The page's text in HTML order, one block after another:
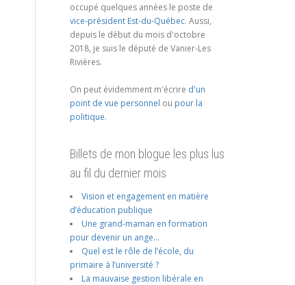
occupé quelques années le poste de
vice-président Est-du-Québec. Aussi,
depuis le début du mois d'octobre
2018, je suis le député de Vanier-Les
Rivières.
On peut évidemment m'écrire d'un
point de vue personnel ou pour la
politique.
Billets de mon blogue les plus lus
au fil du dernier mois
Vision et engagement en matière
d’éducation publique
Une grand-maman en formation
pour devenir un ange…
Quel est le rôle de l’école, du
primaire à l’université ?
La mauvaise gestion libérale en